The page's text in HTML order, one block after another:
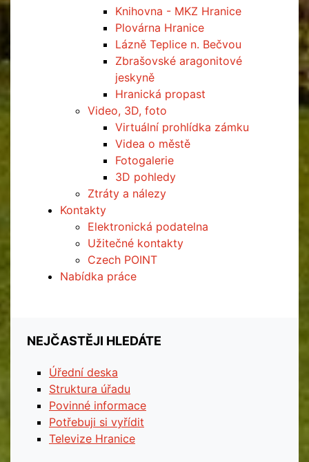
Knihovna - MKZ Hranice
Plovárna Hranice
Lázně Teplice n. Bečvou
Zbrašovské aragonitové
jeskyně
Hranická propast
Video, 3D, foto
Virtuální prohlídka zámku
Videa o městě
Fotogalerie
3D pohledy
Ztráty a nálezy
Kontakty
Elektronická podatelna
Užitečné kontakty
Czech POINT
Nabídka práce
NEJČASTĚJI HLEDÁTE
Úřední deska
Struktura úřadu
Povinné informace
Potřebuji si vyřídit
Televize Hranice